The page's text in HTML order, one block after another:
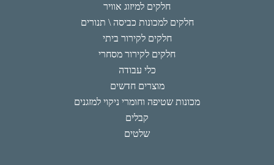
חלקים למיזוג אוויר
חלקים למכונות כביסה \ תנורים
חלקים לקירור ביתי
חלקים לקירור מסחרי
כלי עבודה
מוצרים חדשים
מכונות שטיפה וחומרי ניקוי למזגנים
קבלים
שלטים